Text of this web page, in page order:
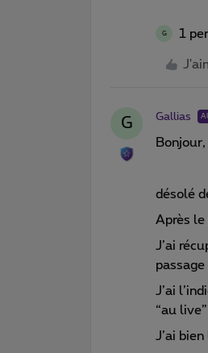
G 1
G Gallias
Bonjour,
désolé
Après le
J’ai
J’ai
“au
J’ai